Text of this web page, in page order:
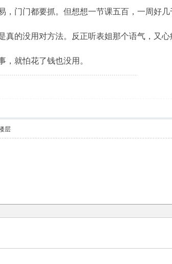
，门门都要抓。但想想一节课五百，一周好
真的没用对方法。反正听表姐那个语气，又
，就怕花了钱也没用。
层